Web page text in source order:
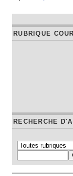
RUBRIQUE
RECHERCHE